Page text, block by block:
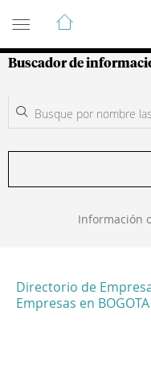
Guía de
Buscador de
Información
Directorio de
Empresas en